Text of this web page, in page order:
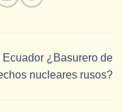
Ecuador ¿Basurero de
nucleares rusos?